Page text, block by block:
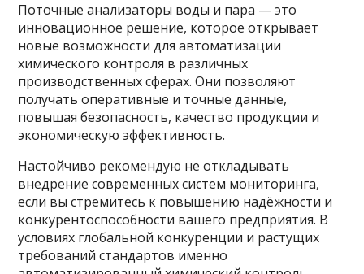
Поточные анализаторы воды и пара — это
инновационное решение, которое открывает
новые возможности для автоматизации
химического контроля в различных
производственных сферах. Они позволяют
получать оперативные и точные данные,
повышая безопасность, качество продукции и
экономическую эффективность.
Настойчиво рекомендую не откладывать
внедрение современных систем мониторинга,
если вы стремитесь к повышению надёжности и
конкурентоспособности вашего предприятия. В
условиях глобальной конкуренции и растущих
требований стандартов именно